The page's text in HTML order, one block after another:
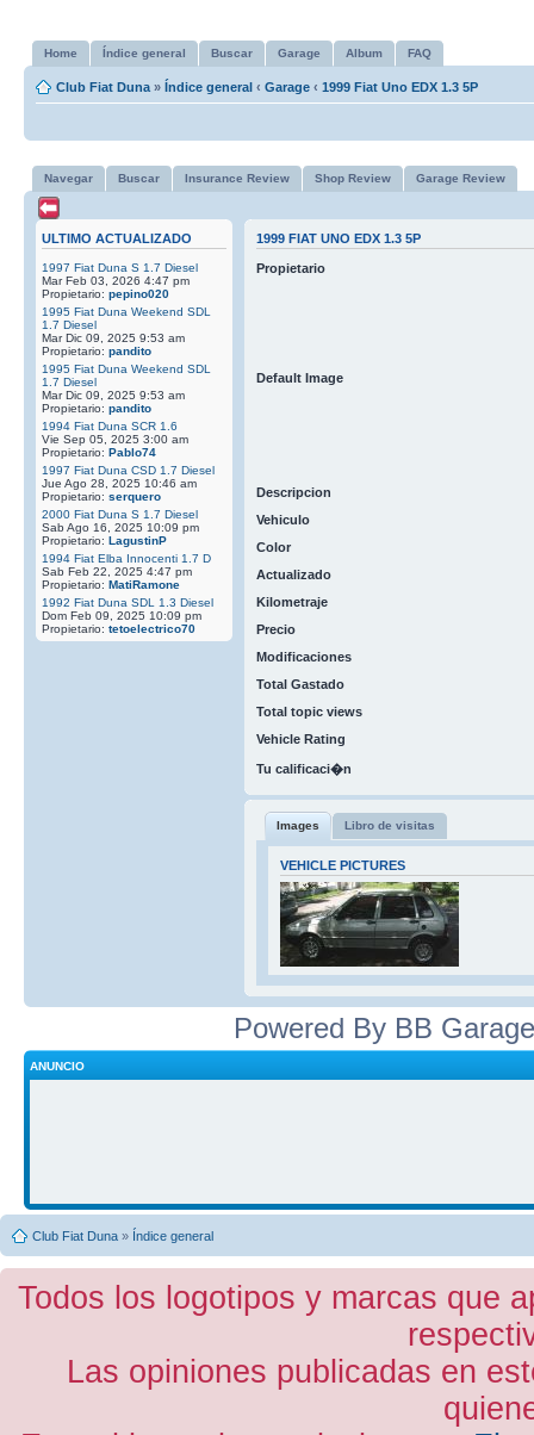
Home Índice general Buscar Garage Album FAQ
Club Fiat Duna » Índice general ‹ Garage ‹ 1999 Fiat Uno EDX 1.3 5P
Navegar Buscar Insurance Review Shop Review Garage Review
ULTIMO ACTUALIZADO
1997 Fiat Duna S 1.7 Diesel
Mar Feb 03, 2026 4:47 pm
Propietario: pepino020
1995 Fiat Duna Weekend SDL
1.7 Diesel
Mar Dic 09, 2025 9:53 am
Propietario: pandito
1995 Fiat Duna Weekend SDL
1.7 Diesel
Mar Dic 09, 2025 9:53 am
Propietario: pandito
1994 Fiat Duna SCR 1.6
Vie Sep 05, 2025 3:00 am
Propietario: Pablo74
1997 Fiat Duna CSD 1.7 Diesel
Jue Ago 28, 2025 10:46 am
Propietario: serquero
2000 Fiat Duna S 1.7 Diesel
Sab Ago 16, 2025 10:09 pm
Propietario: LagustinP
1994 Fiat Elba Innocenti 1.7 D
Sab Feb 22, 2025 4:47 pm
Propietario: MatiRamone
1992 Fiat Duna SDL 1.3 Diesel
Dom Feb 09, 2025 10:09 pm
Propietario: tetoelectrico70
1999 FIAT UNO EDX 1.3 5P
Propietario
Default Image
Descripcion
Vehiculo
Color
Actualizado
Kilometraje
Precio
Modificaciones
Total Gastado
Total topic views
Vehicle Rating
Tu calificaci�n
Images Libro de visitas
VEHICLE PICTURES
Powered By BB
ANUNCIO
Club Fiat Duna » Índice general
Todos los logotipos y marcas que
Las opiniones publicadas en